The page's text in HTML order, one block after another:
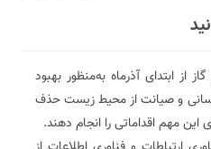
ابتدای آذرماه به‌منظور بهبود
و صیانت از محیط زیست حذف
مهم اقداماتی را انجام دهند.